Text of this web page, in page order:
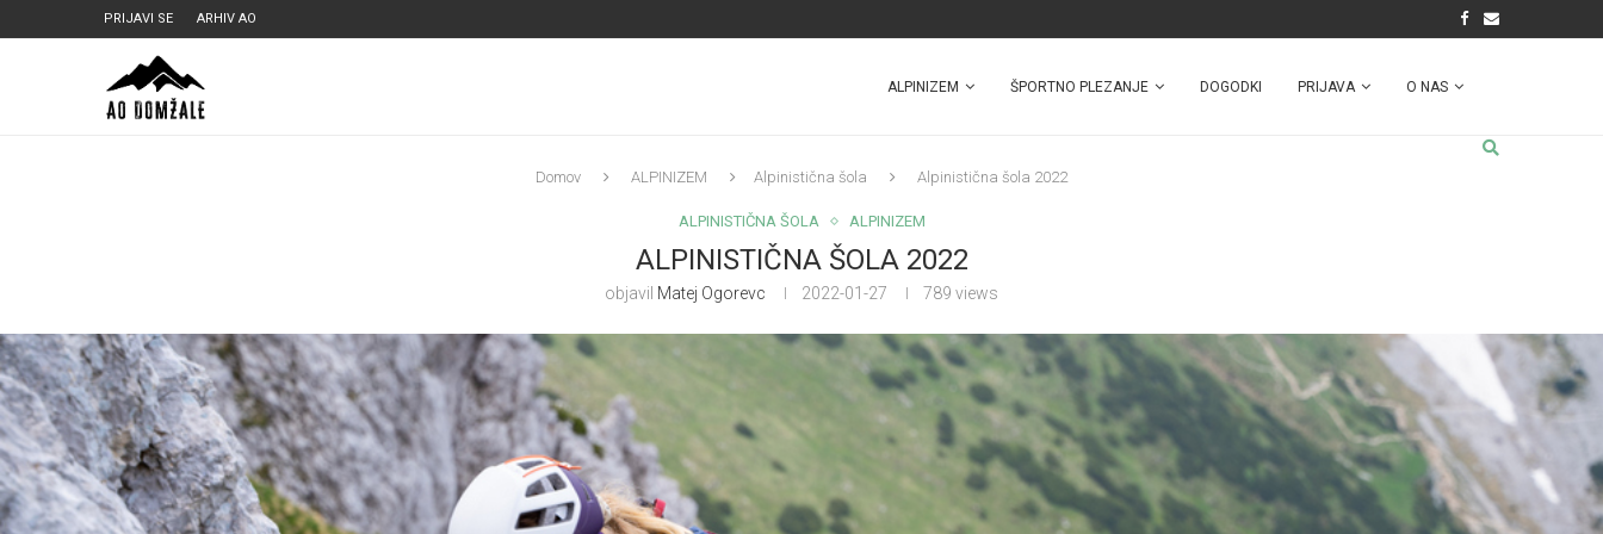
PRIJAVI SE ARHIV AO
ALPINIZEM ŠPORTNO PLEZANJE DOGODKI PRIJAVA O NAS
Domov ALPINIZEM Alpinistična šola Alpinistična šola 2022
ALPINISTIČNA ŠOLA ALPINIZEM
ALPINISTIČNA ŠOLA 2022
objavil Matej Ogorevc 2022-01-27 789 views